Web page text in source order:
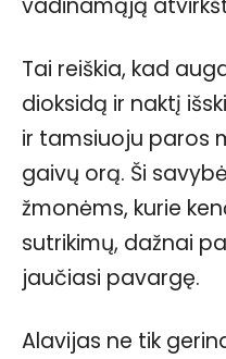
Tai reiškia, kad
dioksidą ir naktį
ir tamsiuoju paros
gaivų orą. Ši
žmonėms, kurie
sutrikimų, dažnai
jaučiasi pavargę.
Alavijas ne tik